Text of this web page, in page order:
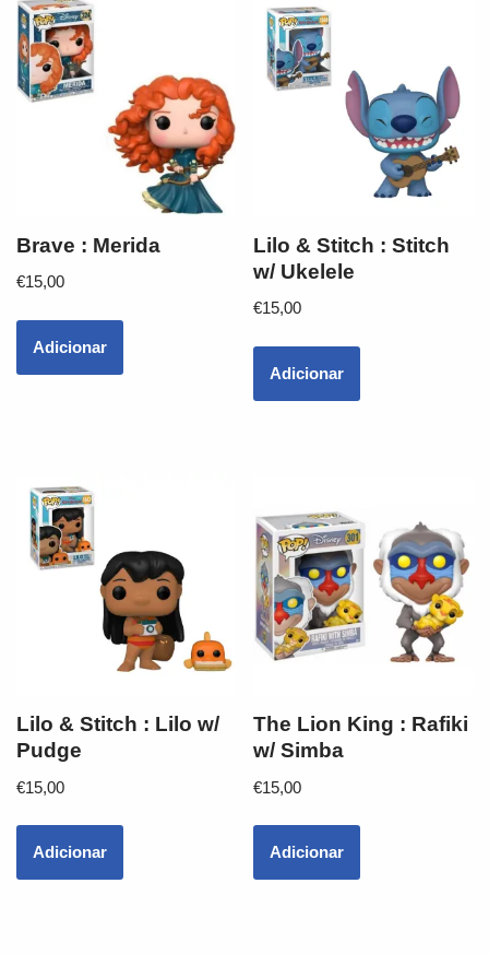
Brave : Merida
€15,00
Adicionar
Lilo & Stitch : Stitch
w/ Ukelele
€15,00
Adicionar
Lilo & Stitch : Lilo w/
Pudge
€15,00
Adicionar
The Lion King : Rafiki
w/ Simba
€15,00
Adicionar